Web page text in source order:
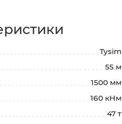
Tysim
55 м
1500 мм
160 кНм
47 т